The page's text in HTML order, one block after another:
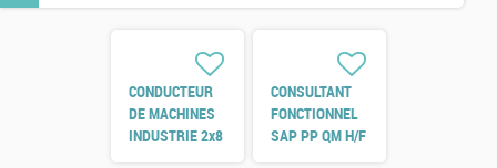
CONDUCTEUR
DE MACHINES
INDUSTRIE 2x8
CONSULTANT
FONCTIONNEL
SAP PP QM H/F